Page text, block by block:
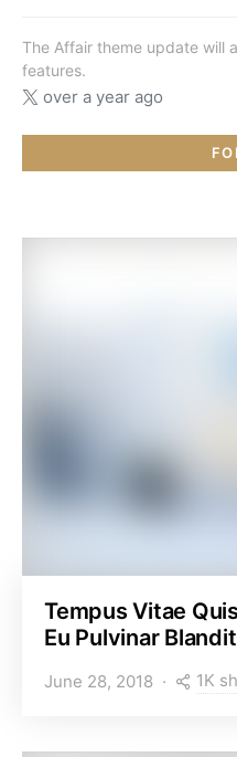
The Affair theme update will
features.
over a year ago
Tempus Vitae
Eu Pulvinar Blandit
June 28, 2018 1K